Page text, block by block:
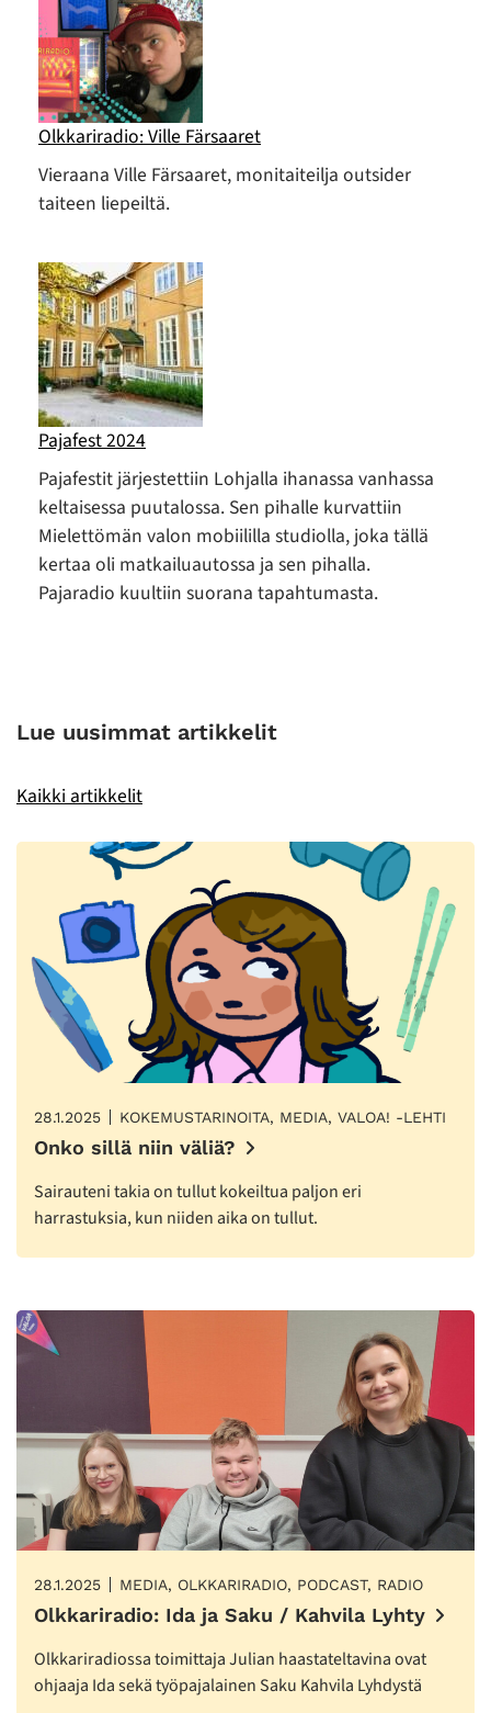
Olkkariradio: Ville Färsaaret
Vieraana Ville Färsaaret, monitaiteilja outsider
taiteen liepeiltä.
Pajafest 2024
Pajafestit järjestettiin Lohjalla ihanassa vanhassa
keltaisessa puutalossa. Sen pihalle kurvattiin
Mielettömän valon mobiililla studiolla, joka tällä
kertaa oli matkailuautossa ja sen pihalla.
Pajaradio kuultiin suorana tapahtumasta.
Lue uusimmat artikkelit
Kaikki artikkelit
28.1.2025 KOKEMUSTARINOITA, MEDIA, VALOA! -LEHTI
Onko sillä niin väliä?
Sairauteni takia on tullut kokeiltua paljon eri
harrastuksia, kun niiden aika on tullut.
28.1.2025 MEDIA, OLKKARIRADIO, PODCAST, RADIO
Olkkariradio: Ida ja Saku / Kahvila Lyhty
Olkkariradiossa toimittaja Julian haastateltavina ovat
ohjaaja Ida sekä työpajalainen Saku Kahvila Lyhdystä